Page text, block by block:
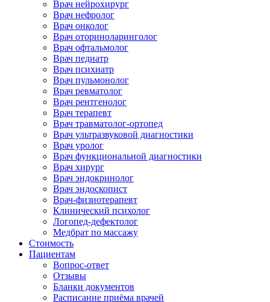
Врач нейрохирург
Врач нефролог
Врач онколог
Врач оториноларинголог
Врач офтальмолог
Врач педиатр
Врач психиатр
Врач пульмонолог
Врач ревматолог
Врач рентгенолог
Врач терапевт
Врач травматолог-ортопед
Врач ультразвуковой диагностики
Врач уролог
Врач функциональной диагностики
Врач хирург
Врач эндокринолог
Врач эндоскопист
Врач-физиотерапевт
Клинический психолог
Логопед-дефектолог
Медбрат по массажу
Стоимость
Пациентам
Вопрос-ответ
Отзывы
Бланки документов
Расписание приёма врачей